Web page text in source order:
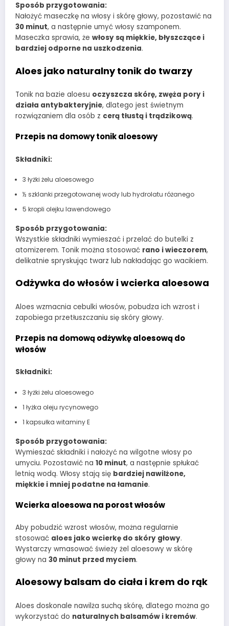
Sposób przygotowania:
Nałożyć maseczkę na włosy i skórę głowy, pozostawić na
30 minut, a następnie umyć włosy szamponem.
Maseczka sprawia, że włosy są miękkie, błyszczące i
bardziej odporne na uszkodzenia.
Aloes jako naturalny tonik do twarzy
Tonik na bazie aloesu oczyszcza skórę, zwęża pory i
działa antybakteryjnie, dlatego jest świetnym
rozwiązaniem dla osób z cerą tłustą i trądzikową.
Przepis na domowy tonik aloesowy
Składniki:
3 łyżki żelu aloesowego
½ szklanki przegotowanej wody lub hydrolatu różanego
5 kropli olejku lawendowego
Sposób przygotowania:
Wszystkie składniki wymieszać i przelać do butelki z
atomizerem. Tonik można stosować rano i wieczorem,
delikatnie spryskując twarz lub nakładając go wacikiem.
Odżywka do włosów i wcierka aloesowa
Aloes wzmacnia cebulki włosów, pobudza ich wzrost i
zapobiega przetłuszczaniu się skóry głowy.
Przepis na domową odżywkę aloesową do
włosów
Składniki:
3 łyżki żelu aloesowego
1 łyżka oleju rycynowego
1 kapsułka witaminy E
Sposób przygotowania:
Wymieszać składniki i nałożyć na wilgotne włosy po
umyciu. Pozostawić na 10 minut, a następnie spłukać
letnią wodą. Włosy stają się bardziej nawilżone,
miękkie i mniej podatne na łamanie.
Wcierka aloesowa na porost włosów
Aby pobudzić wzrost włosów, można regularnie
stosować aloes jako wcierkę do skóry głowy.
Wystarczy wmasować świeży żel aloesowy w skórę
głowy na 30 minut przed myciem.
Aloesowy balsam do ciała i krem do rąk
Aloes doskonale nawilża suchą skórę, dlatego można go
wykorzystać do naturalnych balsamów i kremów.